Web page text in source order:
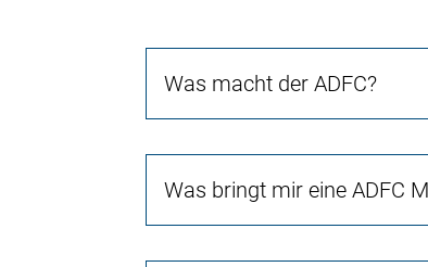
Was macht der ADFC?
Was bringt mir eine ADFC